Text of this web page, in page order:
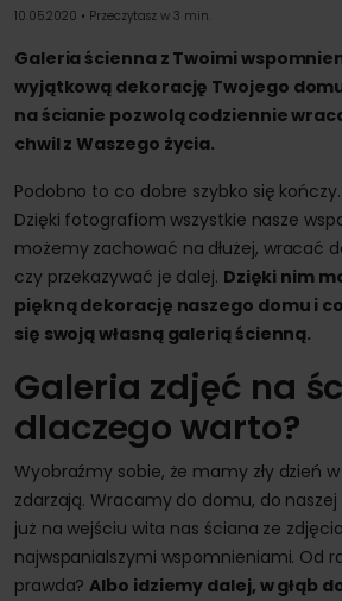
10.05.2020 • Przeczytasz w 3 min.
Galeria ścienna z Twoimi
wyjątkową dekorację Twojego
na ścianie pozwolą codziennie
chwil z Waszego życia.
Podobno to co dobre szybko się
Dzięki fotografiom wszystkie nasze
możemy zachować na dłużej, wracać
czy przekazywać je dalej. Dzięki nim
piękną dekorację naszego domu i
się swoją własną galerią ścienną.
Galeria zdjęć na
dlaczego warto?
Wyobraźmy sobie, że mamy zły dzień
zdarzają. Wracamy do domu, do naszej
już na wejściu wita nas ściana ze
najwspanialszymi wspomnieniami. Od
prawda?Albo idziemy dalej, w głąb